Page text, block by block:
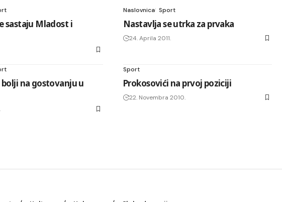
sastaju Mladost i
Naslovnica Sport
Nastavlja se utrka za prvaka
24. Aprila 2011.
na gostovanju u
Sport
Prokosovići na prvoj poziciji
22. Novembra 2010.